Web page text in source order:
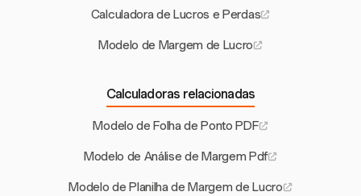
Calculadora de Lucros e Perdas
Modelo de Margem de Lucro
Calculadoras relacionadas
Modelo de Folha de Ponto PDF
Modelo de Análise de Margem Pdf
Modelo de Planilha de Margem de Lucro